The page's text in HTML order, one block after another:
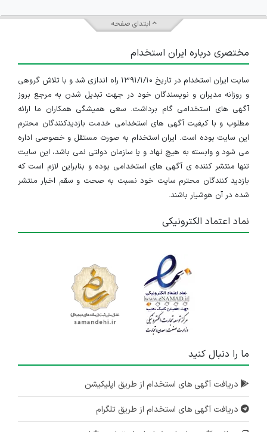
ابتدای صفحه
مختصری درباره ایران استخدام
سایت ایران استخدام در تاریخ ۱۳۹۱/۱/۱۰ راه اندازی شد و با تلاش گروهی
و روزانه مدیران و نویسندگان خود در جهت تبدیل شدن به مرجع بروز
آگهی های استخدامی گام برداشت. سعی همیشگی همکاران ما ارائه
مطلوب و با کیفیت آگهی های استخدامی خدمت بازدیدکنندگان محترم
این سایت بوده است. ایران استخدام به صورت مستقل و خصوصی اداره
می شود و وابسته به هیچ نهاد و یا سازمان دولتی نمی باشد، این سایت
تنها منتشر کننده ی آگهی های استخدامی بوده و بنابراین لازم است که
بازدید کنندگان محترم سایت خود نسبت به صحت و سقم اخبار منتشر
شده در آن هوشیار باشند.
نماد اعتماد الکترونیکی
ما را دنبال کنید
دریافت آگهی های استخدام از طریق اپلیکیشن
دریافت آگهی های استخدام از طریق تلگرام